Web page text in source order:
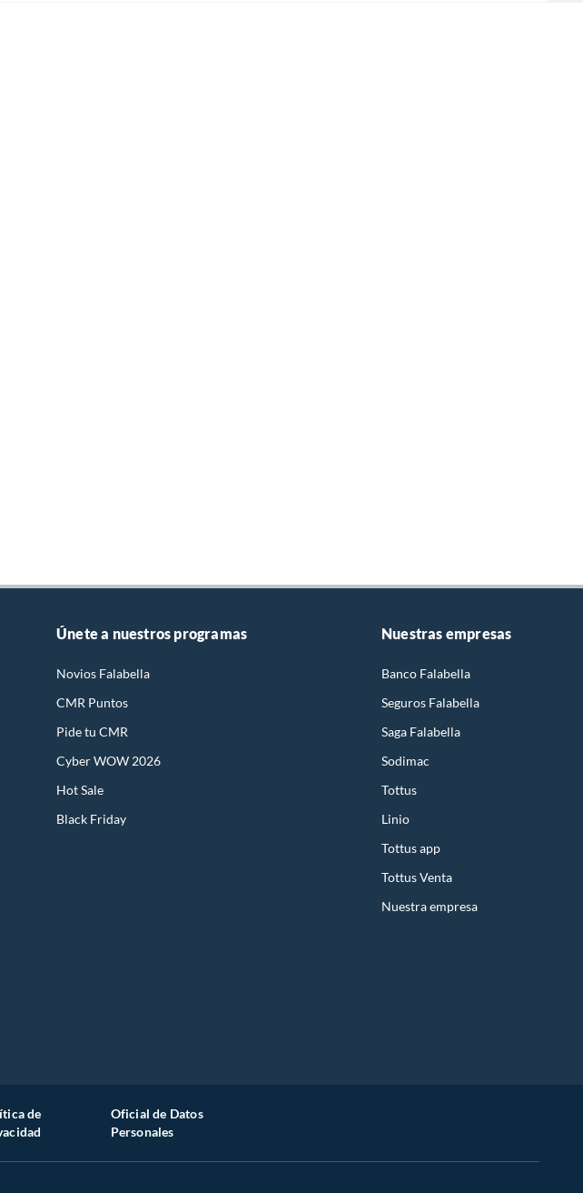
Únete a nuestros programas
Novios Falabella
CMR Puntos
Pide tu CMR
Cyber WOW 2026
Hot Sale
Black Friday
Nuestras empresas
Banco Falabella
Seguros Falabella
Saga Falabella
Sodimac
Tottus
Linio
Tottus app
Tottus Venta
Nuestra empresa
de
Oficial de Datos
Personales